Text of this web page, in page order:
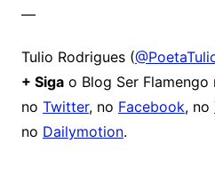
—
Tulio Rodrigues (
+ Sigao Blog Ser Flamengo
no Twitter, no Facebook, no
no Dailymotion.